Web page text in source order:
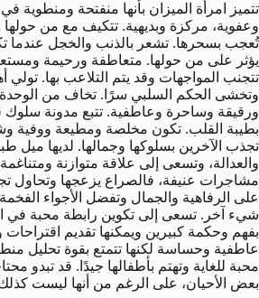
تتميز امرأة الميزان بأنها منفتحة ومنطوية
وعفوية، مركزة وبديهية. تتكيف مع من حولها
تُعجب بسحرها. تشعر بالذنب والخجل عندما
يؤثر على من حولها. متعاطفة ورحيمة
تتجنب المواجهات وقد يتم التلاعب بها. تولي
وتخشى الحكم السلبي سرًا. تخاف من الوحدة
ورقيقة وساحرة وعاطفية. تتبع مدونة سلوك
بطيبة القلب. تكون مخلصة ومطيعة ووفية
تجذب الآخرين بسلوكها وجمالها. لديها ميل
والعدالة، وتسعى إلى علاقة متوازنة
مشاجرات عنيفة، فالصراع يزعجها وتحاول
على الرفاهية والجمال وتفضل الأجواء
شيء آخر. تسعى إلى تكوين رابطة محبة في
بفهم وحكمة كبيرين ويمكنها تقديم اقتراحات
عاطفية وحساسة لكنها تتمتع بقوة تحليل
محبة للغاية وتهتم بأطفالها جيدًا. قد تبدو
بعض الأحيان، على الرغم من أنها ليست